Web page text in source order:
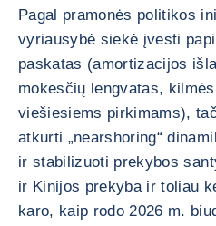
Pagal pramonės politikos
vyriausybė siekė įvesti
paskatas (amortizacijos
mokesčių lengvatas,
viešiesiems pirkimams),
atkurti „nearshoring“
ir stabilizuoti prekybos
ir Kinijos prekyba ir toliau
karo, kaip rodo 2026 m.